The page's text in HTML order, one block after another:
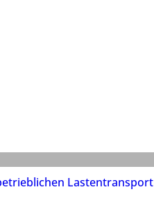
Lastentransport